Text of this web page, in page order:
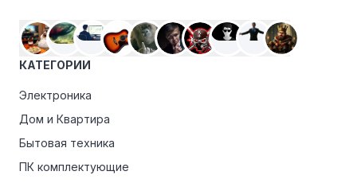
акциям.
Особые скидки:Если вы соответствуете этим
критериям, проверьте, предоставляет ли GGLead
эксклюзивные скидки для студентов, ветеранов или
КАТЕГОРИИ
Электроника
Дом и Квартира
Бытовая техника
ПК комплектующие